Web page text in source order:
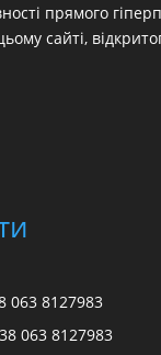
прямого
сайті,
063 8127983
063 8127983